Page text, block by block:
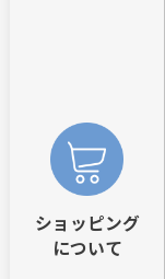
ショッピング
について